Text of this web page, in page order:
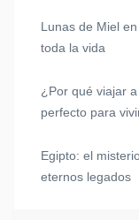
Lunas de Miel
toda la vida
¿Por qué viajar
perfecto para
Egipto: el
eternos legados